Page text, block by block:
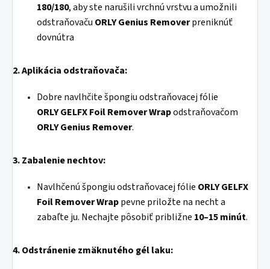
180/180, aby ste narušili vrchnú vrstvu a umožnili
odstraňovaču ORLY Genius Removerpreniknúť
dovnútra
2. Aplikácia odstraňovača:
Dobre navlhčite špongiu odstraňovacej fólie
ORLY GELFX Foil Remover Wrapodstraňovačom
ORLY Genius Remover.
3. Zabalenie nechtov:
Navlhčenú špongiu odstraňovacej fólie ORLY GELFX
Foil Remover Wrappevne priložte na necht a
zabaľte ju. Nechajte pôsobiť približne 10–15 minút.
4. Odstránenie zmäknutého gél laku: